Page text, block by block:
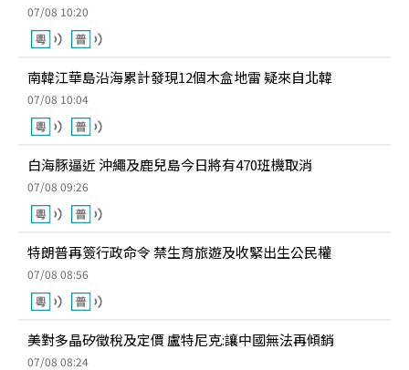
07/08 10:20
南韓江華島沿海累計發現12個木盒地雷 疑來自北韓
07/08 10:04
白海豚逼近 沖繩及鹿兒島今日將有470班機取消
07/08 09:26
特朗普再簽行政命令 禁生育旅遊及收緊出生公民權
07/08 08:56
美對多晶矽徵稅及定價 盧特尼克:讓中國無法再傾銷
07/08 08:24